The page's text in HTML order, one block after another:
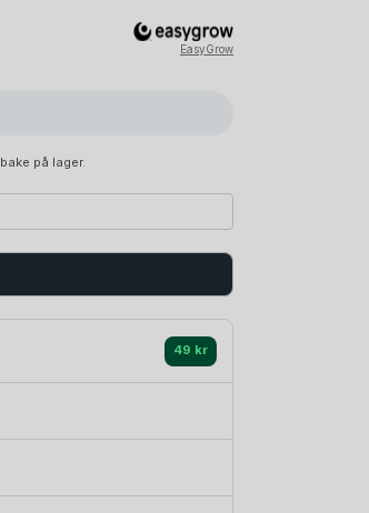
EasyGrow
på lager.
49 kr